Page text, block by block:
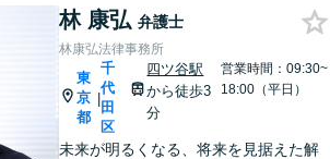
林 康弘 弁護士
林康弘法律事務所
東
京
都
|
千
代
田
区
四ツ谷駅
から徒歩3
分
営業時間：09:30~
18:00（平日）
未来が明るくなる、将来を見据えた解